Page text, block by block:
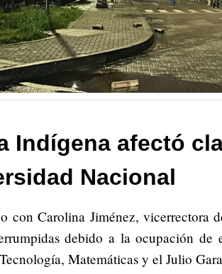
Indígena afectó
Nacional
con Carolina Jiménez, vicerrectora
debido a la ocupación de
Matemáticas y el Julio